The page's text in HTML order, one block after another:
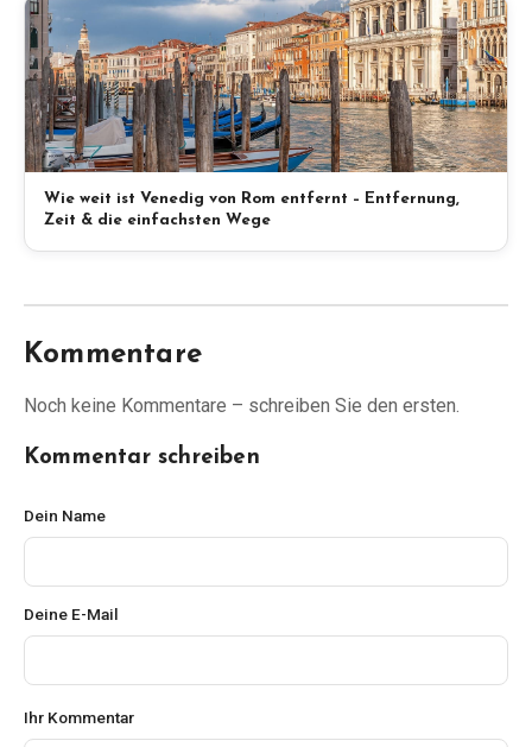
Wie weit ist Venedig von Rom entfernt – Entfernung,
Zeit & die einfachsten Wege
Kommentare
Noch keine Kommentare – schreiben Sie den ersten.
Kommentar schreiben
Dein Name
Deine E-Mail
Ihr Kommentar